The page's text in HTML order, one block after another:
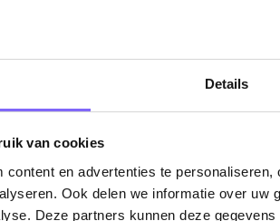
Details
van cookies
content en advertenties te
Ook delen we informatie over
Deze partners kunnen deze
fouten. In het boek
vier aandachtsverslappers of
aan de manier waarop ons
ervan. Ik zal deze hier
op fouten vergroten. En het
type aandachtsgerelateerde fouten